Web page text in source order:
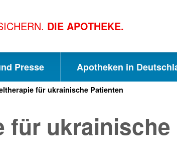
DIE APOTHEKE.
Presse Apotheken in
für ukrainische Patienten
für ukrainische
S
S
S